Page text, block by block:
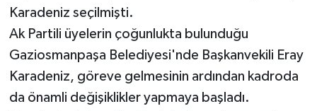
Karadeniz seçilmişti.
Ak Partili üyelerin çoğunlukta bulunduğu
Gaziosmanpaşa Belediyesi'nde Başkanvekili Eray
Karadeniz, göreve gelmesinin ardından kadroda
da önamli değişiklikler yapmaya başladı.